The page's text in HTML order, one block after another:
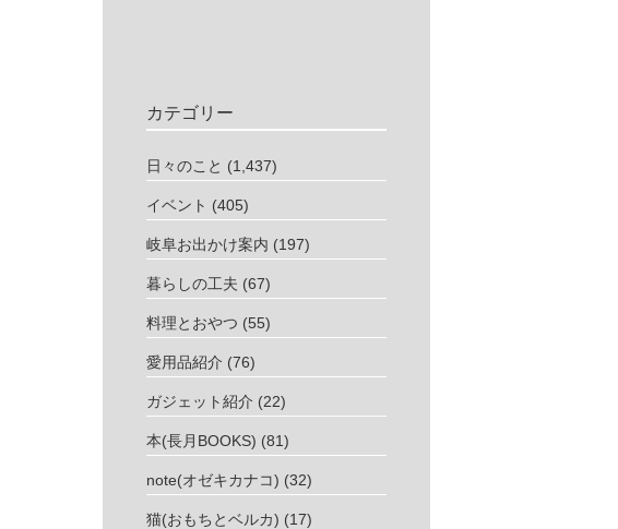
カテゴリー
日々のこと (1,437)
イベント (405)
岐阜お出かけ案内 (197)
暮らしの工夫 (67)
料理とおやつ (55)
愛用品紹介 (76)
ガジェット紹介 (22)
本(長月BOOKS) (81)
note(オゼキカナコ) (32)
猫(おもちとベルカ) (17)